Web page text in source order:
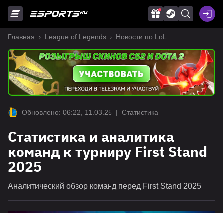
Главная League of Legends Новости по LoL
Обновлено: 06:22, 11.03.25 | Статистика
Статистика и аналитика
команд к турниру First Stand
2025
Аналитический обзор команд перед First Stand 2025